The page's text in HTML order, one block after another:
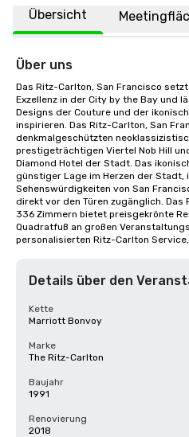
Übersicht
Über uns
Das Ritz-Carlton, San Francisco
Exzellenz in der City by the Bay und
Designs der Couture und der
inspirieren. Das Ritz-Carlton, San
denkmalgeschützten
prestigeträchtigen Viertel Nob Hill
Diamond Hotel der Stadt. Das
günstiger Lage im Herzen der Stadt,
Sehenswürdigkeiten von San
direkt vor den Türen zugänglich.
336 Zimmern bietet preisgekrönte
Quadratfuß an großen
personalisierten Ritz-Carlton
Details über den
Kette
Marriott Bonvoy
Marke
The Ritz-Carlton
Baujahr
1991
Renovierung
2018